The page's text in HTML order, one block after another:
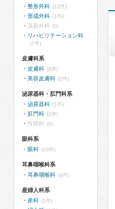
整形外科 (12件)
形成外科 (1件)
美容外科 (0)
リハビリテーション科
(7件)
皮膚科系
皮膚科 (8件)
美容皮膚科 (2件)
泌尿器科・肛門科系
泌尿器科 (1件)
肛門科 (2件)
性病科 (0)
眼科系
眼科 (10件)
耳鼻咽喉科系
耳鼻咽喉科 (8件)
産婦人科系
産科 (1件)